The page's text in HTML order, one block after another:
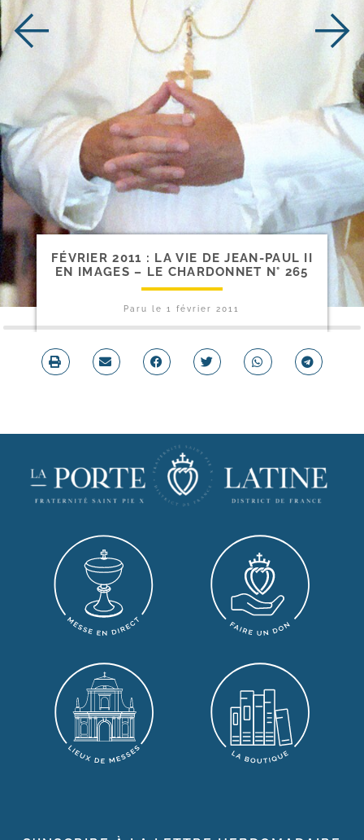
FÉVRIER 2011 : LA VIE DE JEAN-​PAUL II
EN IMAGES – LE CHARDONNET N° 265
Paru le1 février 2011